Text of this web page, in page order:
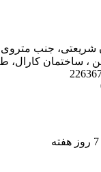
شریعتی، جنب
، ساختمان کارال،